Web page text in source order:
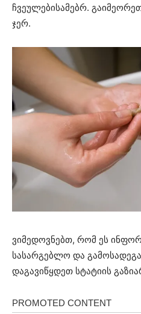
ჩვეულებისამებრ.
ჯერ.
ვიმედოვნებთ, რომ ეს
სასარგებლო და
დაგავიწყდეთ სტატიის